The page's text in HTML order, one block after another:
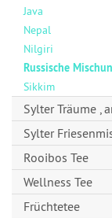
Java
Nepal
Nilgiri
Russische
Sikkim
Sylter Träume ,
Sylter
Rooibos Tee
Wellness Tee
Früchtetee